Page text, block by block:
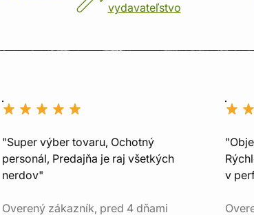
vydavateľstvo
"Super výber tovaru, Ochotný
personál, Predajňa je raj všetkých
nerdov"
Overený zákazník, pred 4 dňami
v